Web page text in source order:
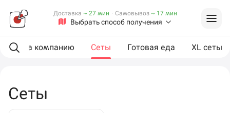
Выбрать способ получения
Доставка ~ 27 мин · Самовывоз ~ 17 мин
На компанию Сеты Готовая еда XL сеты
Сеты